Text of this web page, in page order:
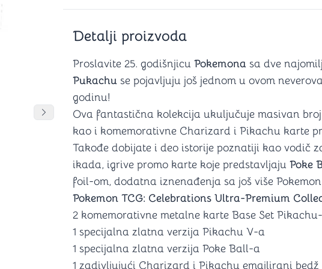
Šah
4 u 1 igre
Backgammon (Tavla)
Podloge za igranje
Mozgalice
Hanayama
Kocke
Ostale mozgalice
Stripovi
Pomeranje sadržaja slajdera u desno
Detalji proizvoda
Proslavite 25. godišnjicu Pokemona sa dve
Pukachu se pojavljuju još jednom u ovom
godinu!
Ova fantastična kolekcija ukuljučuje masivan broj
kao i komemorativne Charizard i Pikachu karte
Takođe dobijate i deo istorije poznatiji kao vodič
ikada, igrive promo karte koje predstavljaju Poke
foil-om, dodatna iznenađenja sa još više
Pokemon TCG: Celebrations Ultra-Premium
2 komemorativne metalne karte Base Set
1 specijalna zlatna verzija Pikachu V-a
1 specijalna zlatna verzija Poke Ball-a
1 zadivljujući Charizard i Pikachu emajlirani bedž